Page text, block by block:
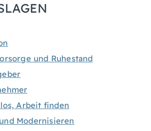
und Ruhestand
Arbeit finden
Modernisieren